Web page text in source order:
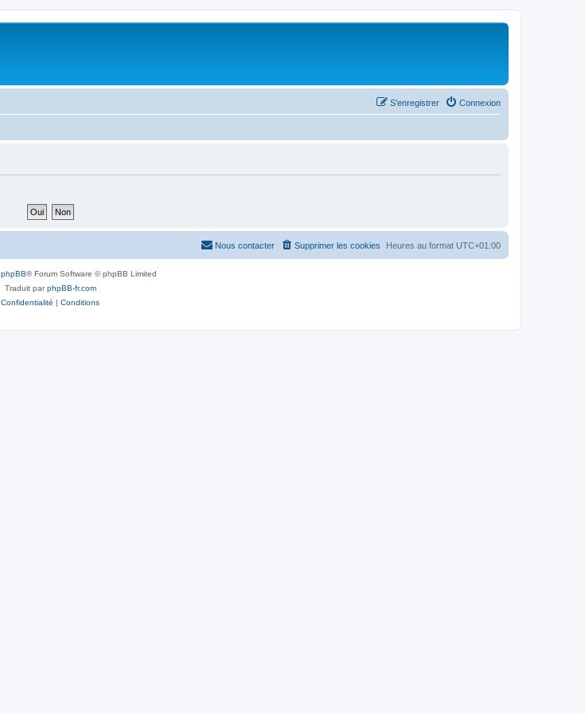
Connexion
S’enregistrer
Heures au format UTC+01:00
Supprimer les cookies
Nous contacter
phpBB® Forum Software © phpBB Limited
Traduit parphpBB-fr.com
Confidentialité | Conditions